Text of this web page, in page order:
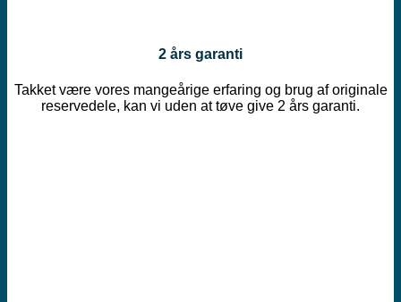
2 års garanti
Takket være vores mangeårige erfaring og brug af originale
reservedele, kan vi uden at tøve give 2 års garanti.